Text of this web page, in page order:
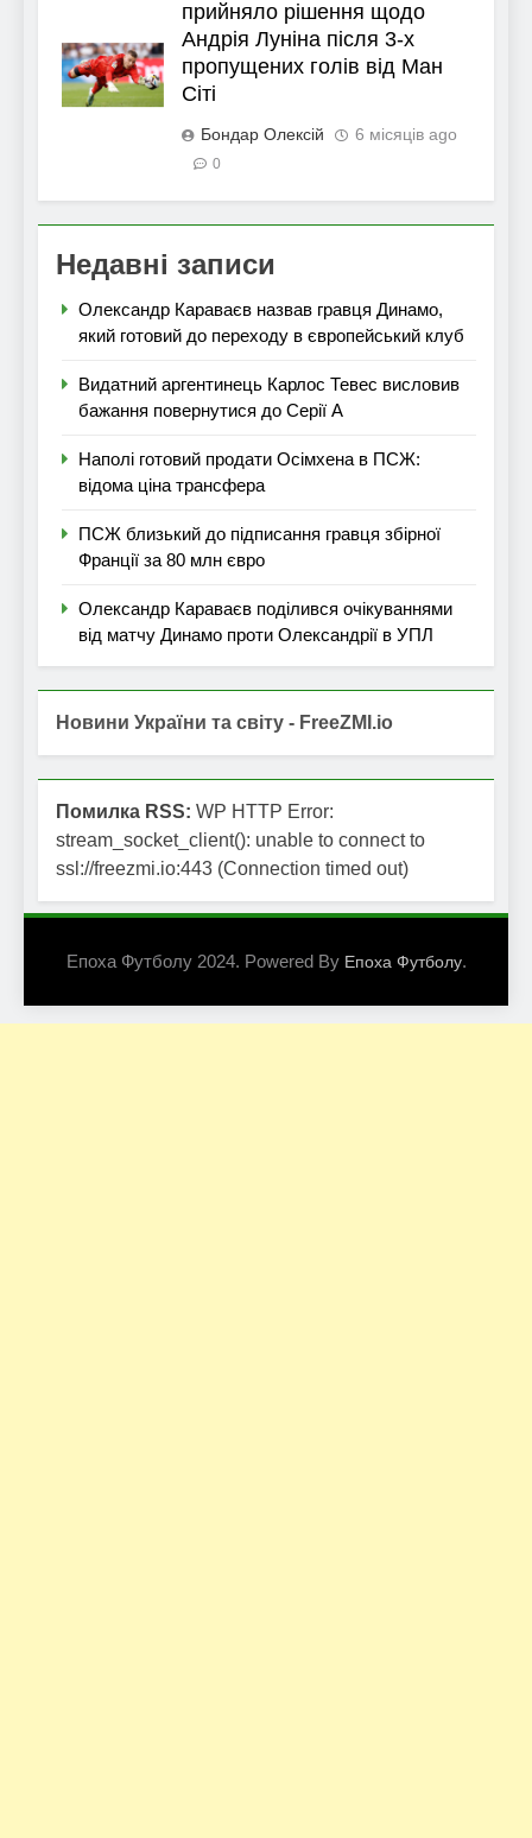
прийняло рішення щодо
Андрія Луніна після 3-х
пропущених голів від Ман
Сіті
Бондар Олексій 6 місяців ago
0
Недавні записи
Олександр Караваєв назвав гравця Динамо,
який готовий до переходу в європейський клуб
Видатний аргентинець Карлос Тевес висловив
бажання повернутися до Серії А
Наполі готовий продати Осімхена в ПСЖ:
відома ціна трансфера
ПСЖ близький до підписання гравця збірної
Франції за 80 млн євро
Олександр Караваєв поділився очікуваннями
від матчу Динамо проти Олександрії в УПЛ
Новини України та світу - FreeZMI.io
Помилка RSS: WP HTTP Error:
stream_socket_client(): unable to connect to
ssl://freezmi.io:443 (Connection timed out)
Епоха Футболу 2024. Powered By Епоха Футболу.